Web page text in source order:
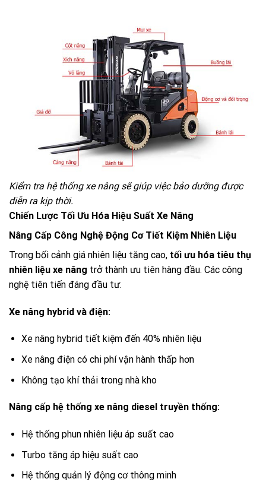
Kiểm tra hệ thống xe nâng sẽ giúp việc bảo dưỡng được
diễn ra kịp thời.
Chiến Lược Tối Ưu Hóa Hiệu Suất Xe Nâng
Nâng Cấp Công Nghệ Động Cơ Tiết Kiệm Nhiên Liệu
Trong bối cảnh giá nhiên liệu tăng cao, tối ưu hóa tiêu thụ
nhiên liệu xe nâng trở thành ưu tiên hàng đầu. Các công
nghệ tiên tiến đáng đầu tư:
Xe nâng hybrid và điện:
Xe nâng hybrid tiết kiệm đến 40% nhiên liệu
Xe nâng điện có chi phí vận hành thấp hơn
Không tạo khí thải trong nhà kho
Nâng cấp hệ thống xe nâng diesel truyền thống:
Hệ thống phun nhiên liệu áp suất cao
Turbo tăng áp hiệu suất cao
Hệ thống quản lý động cơ thông minh